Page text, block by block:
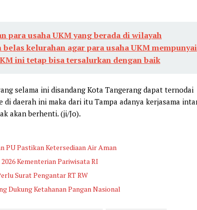
para usaha UKM yang berada di wilayah
kelurahan agar para usaha UKM mempunyai
ini tetap bisa tersalurkan dengan baik
selama ini disandang Kota Tangerang dapat ternodai
daerah ini maka dari itu Tampa adanya kerjasama
akan berhenti. (ji/Jo).
PU Pastikan Ketersediaan Air Aman
Kementerian Pariwisata RI
Surat Pengantar RT RW
Dukung Ketahanan Pangan Nasional